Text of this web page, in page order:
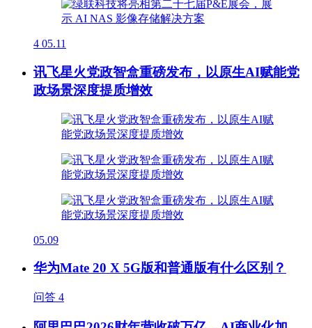
4 05.11
讯飞星火党政智盒重磅发布，以原生AI赋能党
政场景深度提质增效
05.09
华为Mate 20 X 5G版和普通版有什么区别？
问答 4